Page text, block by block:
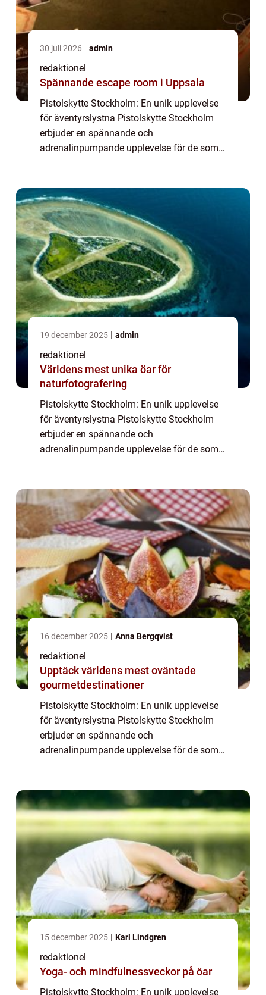
30 juli 2026 admin
redaktionel
Spännande escape room i Uppsala
Pistolskytte Stockholm: En unik upplevelse
för äventyrslystna Pistolskytte Stockholm
erbjuder en spännande och
adrenalinpumpande upplevelse för de som
ge en grundlig översikt ...
19 december 2025 admin
redaktionel
Världens mest unika öar för
naturfotografering
Pistolskytte Stockholm: En unik upplevelse
för äventyrslystna Pistolskytte Stockholm
erbjuder en spännande och
adrenalinpumpande upplevelse för de som
ge en grundlig översikt ...
16 december 2025 Anna Bergqvist
redaktionel
Upptäck världens mest oväntade
gourmetdestinationer
Pistolskytte Stockholm: En unik upplevelse
för äventyrslystna Pistolskytte Stockholm
erbjuder en spännande och
adrenalinpumpande upplevelse för de som
ge en grundlig översikt ...
15 december 2025 Karl Lindgren
redaktionel
Yoga- och mindfulnessveckor på öar
Pistolskytte Stockholm: En unik upplevelse